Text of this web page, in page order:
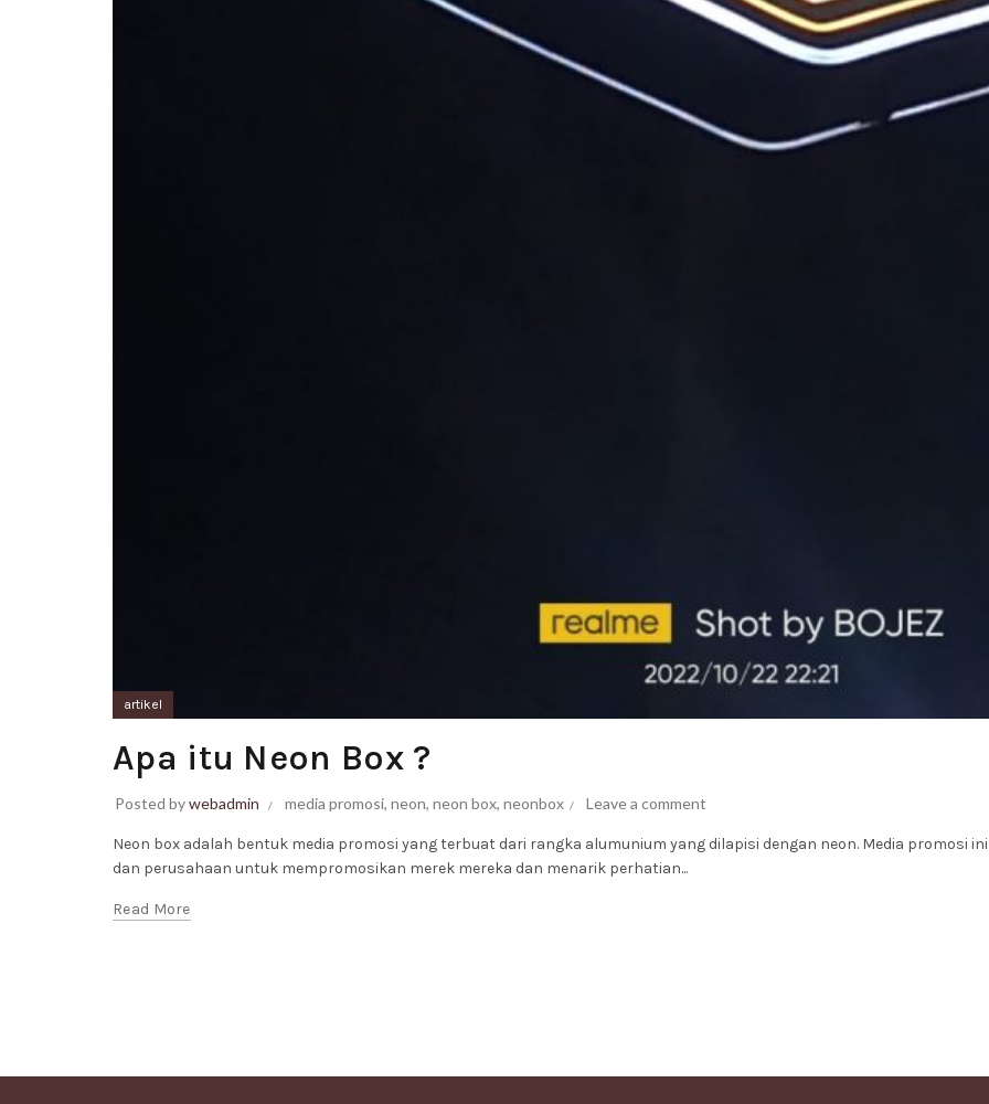
artikel
Apa itu Neon Box ?
Posted bywebadmin media promosi, neon, neon box, neonbox Leave a comment
Neon box adalah bentuk media promosi yang terbuat dari rangka alumunium yang dilapisi dengan neon. Media promosi
dan perusahaan untuk mempromosikan merek mereka dan menarik perhatian...
Read More